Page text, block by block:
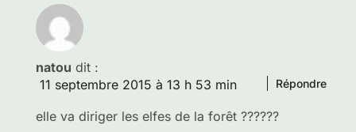
natou dit :
11 septembre 2015 à 13 h 53 min
elle va diriger les elfes de la forêt ??????
Répondre